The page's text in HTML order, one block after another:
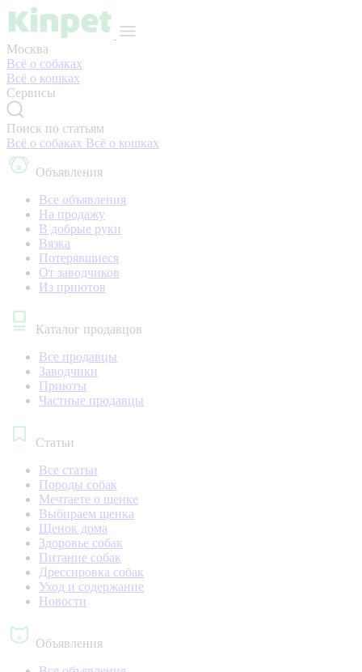
Москва
Всё о собаках
Всё о кошках
Сервисы
Поиск по статьям
Всё о собаках Всё о кошках
Объявления
Все объявления
На продажу
В добрые руки
Вязка
Потерявшиеся
От заводчиков
Из приютов
Каталог продавцов
Все продавцы
Заводчики
Приюты
Частные продавцы
Статьи
Все статьи
Породы собак
Мечтаете о щенке
Выбираем щенка
Щенок дома
Здоровье собак
Питание собак
Дрессировка собак
Уход и содержание
Новости
Объявления